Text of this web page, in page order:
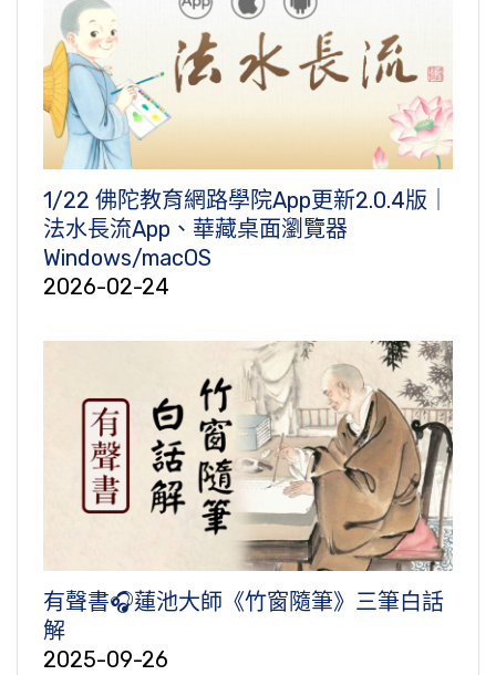
1/22 佛陀教育網路學院App更新2.0.4版｜
法水長流App、華藏桌面瀏覽器
Windows/macOS
2026-02-24
有聲書🎧蓮池大師《竹窗隨筆》三筆白話
解
2025-09-26